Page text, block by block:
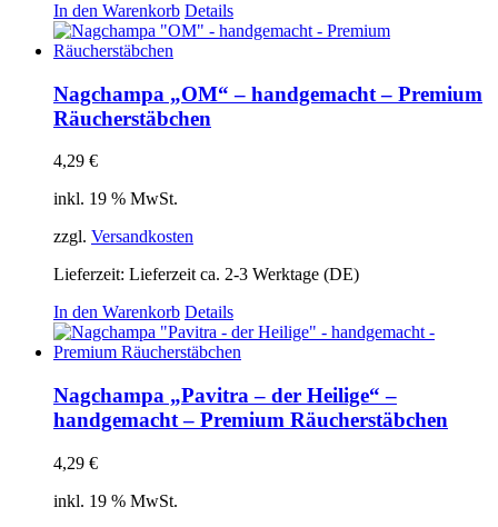
In den Warenkorb Details
Nagchampa „OM“ – handgemacht – Premium
Räucherstäbchen
4,29 €
inkl. 19 % MwSt.
zzgl. Versandkosten
Lieferzeit: Lieferzeit ca. 2-3 Werktage (DE)
In den Warenkorb Details
Nagchampa „Pavitra – der Heilige“ –
handgemacht – Premium Räucherstäbchen
4,29 €
inkl. 19 % MwSt.